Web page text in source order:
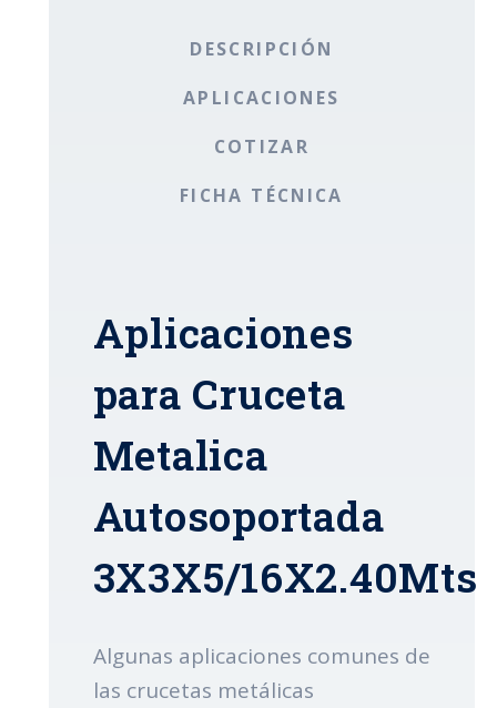
DESCRIPCIÓN
APLICACIONES
COTIZAR
FICHA TÉCNICA
Aplicaciones
para Cruceta
Metalica
Autosoportada
3X3X5/16X2.40Mts
Algunas aplicaciones comunes de
las crucetas metálicas